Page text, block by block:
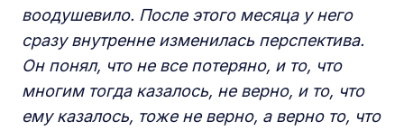
воодушевило. После этого месяца у него
сразу внутренне изменилась перспектива.
Он понял, что не все потеряно, и то, что
многим тогда казалось, не верно, и то, что
ему казалось, тоже не верно, а верно то, что